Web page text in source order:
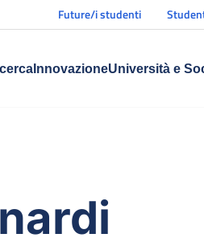
Future/i studenti
InnovazioneUniversità e